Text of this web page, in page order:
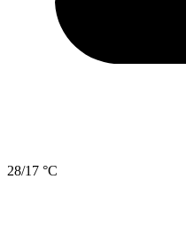
28/17 °C